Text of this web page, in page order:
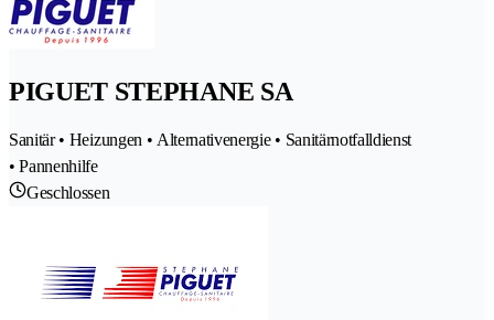
PIGUET STEPHANE SA
Sanitär • Heizungen • Alternativenergie • Sanitärnotfalldienst
• Pannenhilfe
Geschlossen